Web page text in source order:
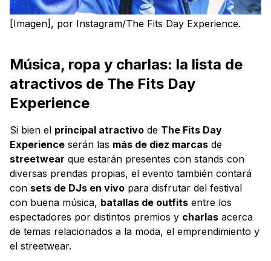
[Imagen], por Instagram/The Fits Day Experience.
Música, ropa y charlas: la lista de
atractivos de The Fits Day
Experience
Si bien el principal atractivo de The Fits Day
Experience serán las más de diez marcas de
streetwear que estarán presentes con stands con
diversas prendas propias, el evento también contará
con sets de DJs en vivo para disfrutar del festival
con buena música, batallas de outfits entre los
espectadores por distintos premios y charlas acerca
de temas relacionados a la moda, el emprendimiento y
el streetwear.